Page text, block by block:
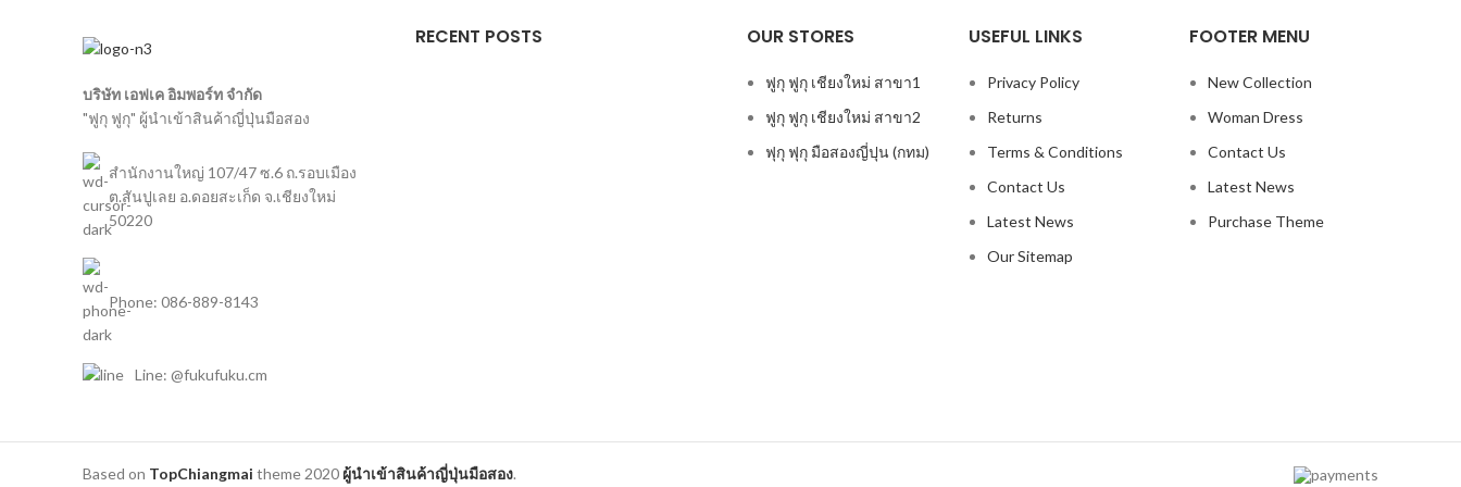
บริษัท เอฟเค อิมพอร์ท จำกัด
"ฟูกุ ฟูกุ" ผู้นำเข้าสินค้าญี่ปุ่นมือสอง
สำนักงานใหญ่ 107/47 ซ.6 ถ.รอบเมือง
ต.สันปูเลย อ.ดอยสะเก็ด จ.เชียงใหม่
50220
Phone: 086-889-8143
Line: @fukufuku.cm
RECENT POSTS OUR STORES
ฟูกุ ฟูกุ เชียงใหม่ สาขา1
ฟูกุ ฟูกุ เชียงใหม่ สาขา2
ฟุกุ ฟุกุ มือสองญี่ปุน (กทม)
USEFUL LINKS
Privacy Policy
Returns
Terms & Conditions
Contact Us
Latest News
Our Sitemap
FOOTER MENU
New Collection
Woman Dress
Contact Us
Latest News
Purchase Theme
Based on TopChiangmai theme 2020 ผู้นำเข้าสินค้าญี่ปุ่นมือสอง.